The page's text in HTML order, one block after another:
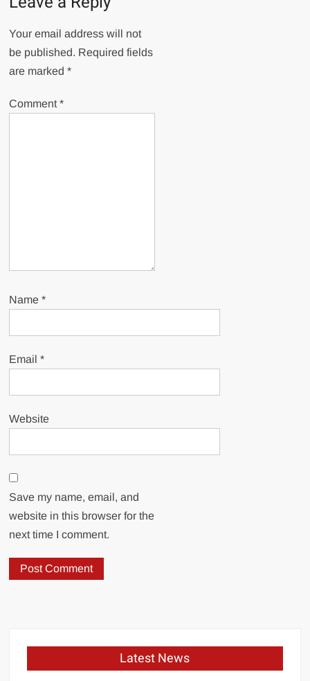
Your email address will not
be published. Required fields
are marked*
Comment*
Name*
Email*
Website
Save my name, email, and
website in this browser for the
next time I comment.
Latest News